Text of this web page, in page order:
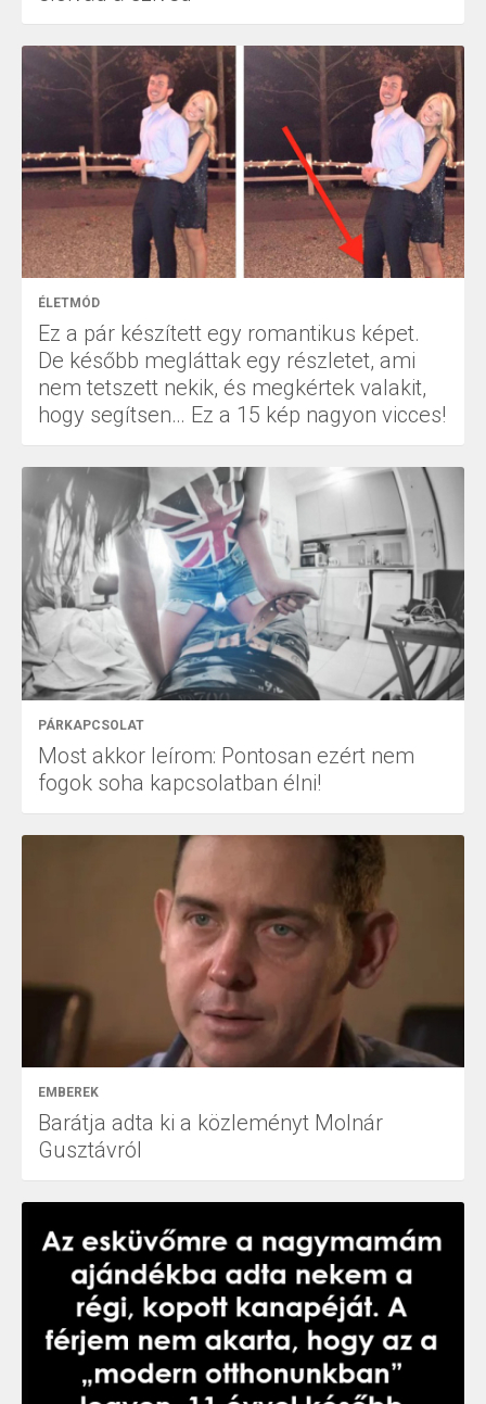
ÉLETMÓD
Ez a pár készített egy romantikus képet.
De később megláttak egy részletet, ami
nem tetszett nekik, és megkértek valakit,
hogy segítsen… Ez a 15 kép nagyon vicces!
PÁRKAPCSOLAT
Most akkor leírom: Pontosan ezért nem
fogok soha kapcsolatban élni!
EMBEREK
Barátja adta ki a közleményt Molnár
Gusztávról